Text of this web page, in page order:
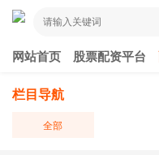
网站首页 股票配资平台
栏目导航
全部